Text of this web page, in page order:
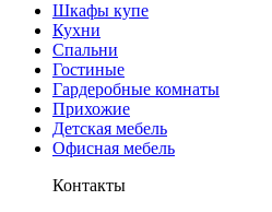
Шкафы купе
Кухни
Спальни
Гостиные
Гардеробные комнаты
Прихожие
Детская мебель
Офисная мебель
Контакты